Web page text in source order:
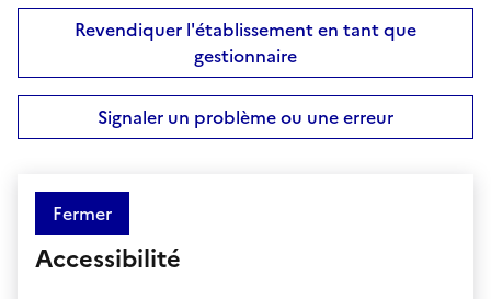
Revendiquer l'établissement en tant que
gestionnaire
Signaler un problème ou une erreur
Fermer
Accessibilité